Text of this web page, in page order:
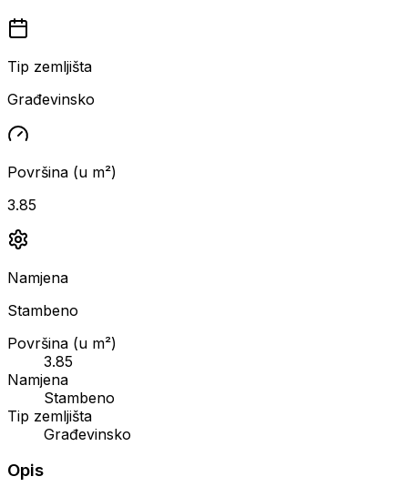
Tip zemljišta
Građevinsko
Površina (u m²)
3.85
Namjena
Stambeno
Površina (u m²)
3.85
Namjena
Stambeno
Tip zemljišta
Građevinsko
Opis